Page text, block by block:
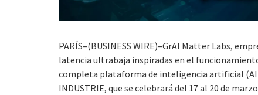
PARÍS–(BUSINESS WIRE)–GrAI Matter Labs,
latencia ultrabaja inspiradas en el
completa plataforma de inteligencia artificial (AI)
INDUSTRIE, que se celebrará del 17 al 20 de